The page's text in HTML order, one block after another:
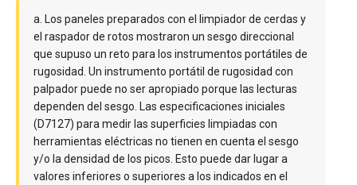
a. Los paneles preparados con el limpiador de cerdas y
el raspador de rotos mostraron un sesgo direccional
que supuso un reto para los instrumentos portátiles de
rugosidad. Un instrumento portátil de rugosidad con
palpador puede no ser apropiado porque las lecturas
dependen del sesgo.
Las especificaciones iniciales
(D7127) para medir las superficies limpiadas con
herramientas eléctricas no tienen en cuenta el sesgo
y/o la densidad de los picos. Esto puede dar lugar a
valores inferiores o superiores a los indicados en el